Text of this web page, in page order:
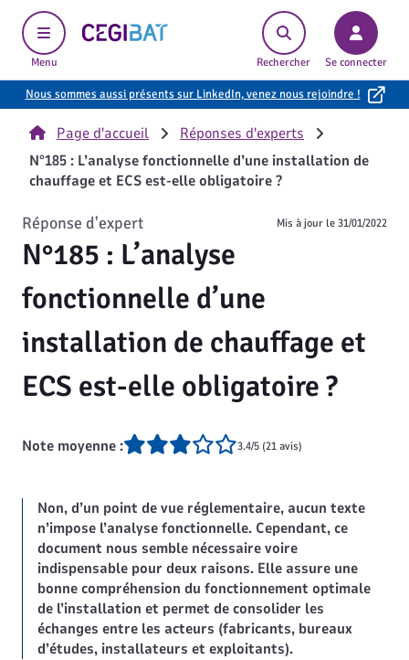
Menu
Cegibat, accueil
Rechercher Se connecter
Nous sommes aussi présents sur LinkedIn, venez nous rejoindre !
Page d'accueil
Réponses d'experts
N°185 : L’analyse fonctionnelle d’une installation de
chauffage et ECS est-elle obligatoire ?
N°185 : L’analyse
fonctionnelle d’une
installation de chauffage et
ECS est-elle obligatoire ?
Réponse d'expert Mis à jour le31/01/2022
Note moyenne : 3.4/5 (21 avis)
Non, d’un point de vue réglementaire, aucun texte
n’impose l’analyse fonctionnelle. Cependant, ce
document nous semble nécessaire voire
indispensable pour deux raisons. Elle assure une
bonne compréhension du fonctionnement optimale
de l’installation et permet de consolider les
échanges entre les acteurs (fabricants, bureaux
d’études, installateurs et exploitants).